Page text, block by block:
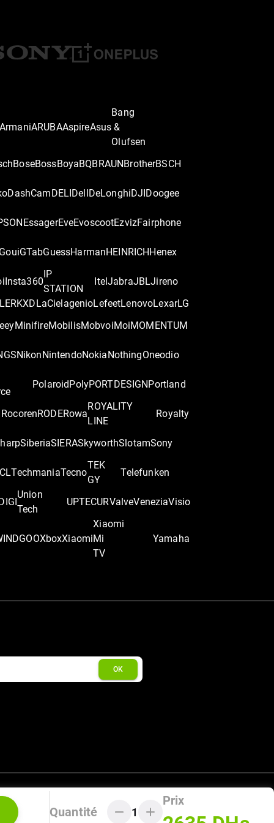
Quantité 1
Prix
ArmaniARUBAAspireAsus
Bang
&
Olufsen
BoseBossBoyaBQBRAUN BrotherBSCH
DashCam DELI Dell DeLonghiDJI Doogee
EssagerEveEvoscootEzvizFairphone
GouiGTabGuessHarmanHEINRICH Henex
Insta360
IP
STATION
Itel JabraJBLJireno
KXD LaCie lagenioLefeetLenovoLexarLG
MinifireMobilisMobvoiMoiMOMENTUM
Nikon NintendoNokia NothingOneodio
Polaroid PolyPORTDESIGN Portland
RocorenRODERowa
ROYALITY
LINE
Royalty
SiberiaSIERASkyworthSlotamSony
TechmaniaTecno
TEK
GY
Telefunken
Union
Tech
UPTECURValveVeneziaVisio
XboxXiaomi
Xiaomi
Mi
TV
Yamaha
OK